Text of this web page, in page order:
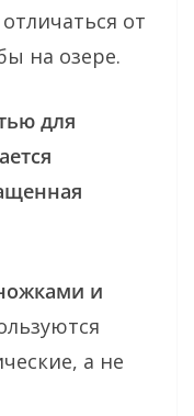
от
на озере.
для
и
а не